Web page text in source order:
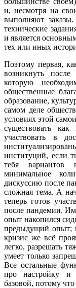
и, несмотря на
выполняют
технические
и является
тех или иных
Поэтому первая,
возникнуть
которую
общественные
образование,
самом деле
условиях этой
существовать
участвовать в
институций, если
тебя вариантов
минимальное
дискуссию после
сложная тема. А
теперь готов
после пандемии.
опыт накопился
предыдущий опыт;
кризис же всё
легко, разрешать
умеет только
Все остальные
про настройку и
базовой, потому что